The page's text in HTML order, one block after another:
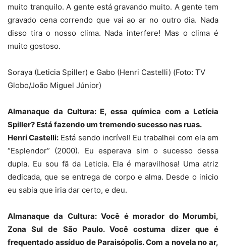
muito tranquilo. A gente está gravando muito. A gente tem
gravado cena correndo que vai ao ar no outro dia. Nada
disso tira o nosso clima. Nada interfere! Mas o clima é
muito gostoso.
Soraya (Leticia Spiller) e Gabo (Henri Castelli) (Foto: TV
Globo/João Miguel Júnior)
Almanaque da Cultura: E, essa química com a Letícia
Spiller? Está fazendo um tremendo sucesso nas ruas.
Henri Castelli: Está sendo incrível! Eu trabalhei com ela em
“Esplendor” (2000). Eu esperava sim o sucesso dessa
dupla. Eu sou fã da Leticia. Ela é maravilhosa! Uma atriz
dedicada, que se entrega de corpo e alma. Desde o inicio
eu sabia que iria dar certo, e deu.
Almanaque da Cultura: Você é morador do Morumbi,
Zona Sul de São Paulo. Você costuma dizer que é
frequentado assíduo de Paraisópolis. Com a novela no ar,